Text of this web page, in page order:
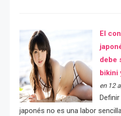
El
debe
bikini
en 12
japonés no es una labor